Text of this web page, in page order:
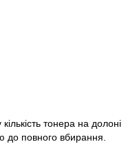
тонера на долоні
до повного вбирання.